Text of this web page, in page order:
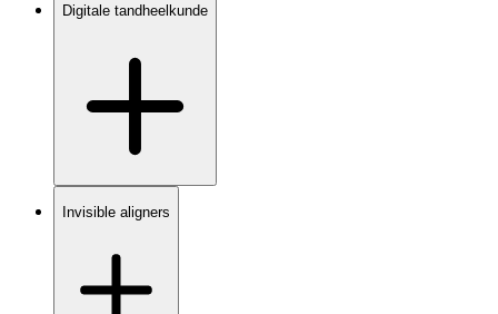
Digitale tandheelkunde
Invisible aligners